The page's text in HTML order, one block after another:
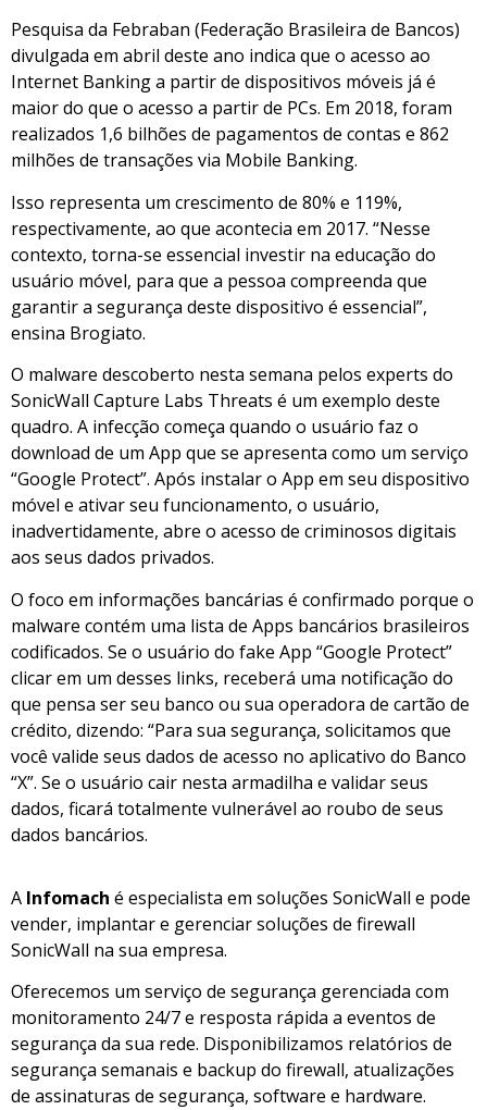
Pesquisa da Febraban (Federação Brasileira de Bancos)
divulgada em abril deste ano indica que o acesso ao
Internet Banking a partir de dispositivos móveis já é
maior do que o acesso a partir de PCs. Em 2018, foram
realizados 1,6 bilhões de pagamentos de contas e 862
milhões de transações via Mobile Banking.
Isso representa um crescimento de 80% e 119%,
respectivamente, ao que acontecia em 2017. “Nesse
contexto, torna-se essencial investir na educação do
usuário móvel, para que a pessoa compreenda que
garantir a segurança deste dispositivo é essencial”,
ensina Brogiato.
O malware descoberto nesta semana pelos experts do
SonicWall Capture Labs Threats é um exemplo deste
quadro. A infecção começa quando o usuário faz o
download de um App que se apresenta como um serviço
“Google Protect”. Após instalar o App em seu dispositivo
móvel e ativar seu funcionamento, o usuário,
inadvertidamente, abre o acesso de criminosos digitais
aos seus dados privados.
O foco em informações bancárias é confirmado porque o
malware contém uma lista de Apps bancários brasileiros
codificados. Se o usuário do fake App “Google Protect”
clicar em um desses links, receberá uma notificação do
que pensa ser seu banco ou sua operadora de cartão de
crédito, dizendo: “Para sua segurança, solicitamos que
você valide seus dados de acesso no aplicativo do Banco
“X”. Se o usuário cair nesta armadilha e validar seus
dados, ficará totalmente vulnerável ao roubo de seus
dados bancários.
A Infomach é especialista em soluções SonicWall e pode
vender, implantar e gerenciar soluções de firewall
SonicWall na sua empresa.
Oferecemos um serviço de segurança gerenciada com
monitoramento 24/7 e resposta rápida a eventos de
segurança da sua rede. Disponibilizamos relatórios de
segurança semanais e backup do firewall, atualizações
de assinaturas de segurança, software e hardware.